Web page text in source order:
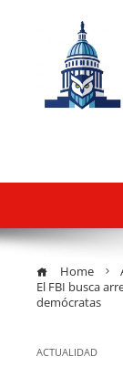
Home
El FBI busca
demócratas
ACTUALIDAD